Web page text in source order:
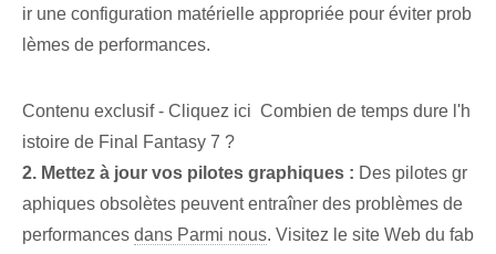
ir une configuration matérielle appropriée⁣ pour éviter prob
lèmes de performances.
Contenu exclusif - Cliquez ici Combien de temps dure l'h
istoire de Final Fantasy 7 ?
2. ‌Mettez à jour vos pilotes graphiques⁢ : Des pilotes gr
aphiques obsolètes peuvent entraîner des problèmes de
performances dans Parmi nous. Visitez le site Web du fab